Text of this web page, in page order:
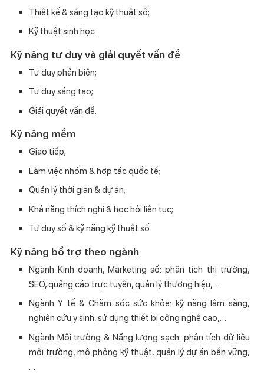
Thiết kế & sáng tạo kỹ thuật số;
Kỹ thuật sinh học.
Kỹ năng tư duyvà giải quyết vấn đề
Tư duy phản biện;
Tư duy sáng tạo;
Giải quyết vấn đề.
Kỹ năng mềm
Giao tiếp;
Làm việc nhóm & hợp tác quốc tế;
Quản lý thời gian & dự án;
Khả năng thích nghi & học hỏi liên tục;
Tư duy số & kỹ năng kỹ thuật số.
Kỹ năng bổ trợ theo ngành
Ngành Kinh doanh, Marketing số: phân tích thị trường,
SEO, quảng cáo trực tuyến, quản lý thương hiệu,…
Ngành Y tế & Chăm sóc sức khỏe: kỹ năng lâm sàng,
nghiên cứu y sinh, sử dụng thiết bị công nghệ cao,…
Ngành Môi trường & Năng lượng sạch: phân tích dữ liệu
môi trường, mô phỏng kỹ thuật, quản lý dự án bền vững,
…